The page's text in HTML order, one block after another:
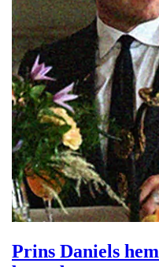
Prins Daniels